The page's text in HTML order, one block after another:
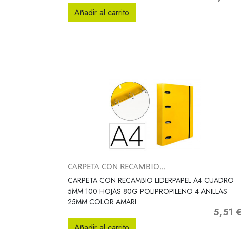
Añadir al carrito
Vista rápida
CARPETA CON RECAMBIO...
CARPETA CON RECAMBIO LIDERPAPEL A4 CUADRO
5MM 100 HOJAS 80G POLIPROPILENO 4 ANILLAS
25MM COLOR AMARI
Precio
5,51 €